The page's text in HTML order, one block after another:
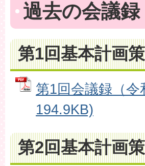
過去の会議録
第1回基本計画
第1回会議録（
194.9KB)
第2回基本計画